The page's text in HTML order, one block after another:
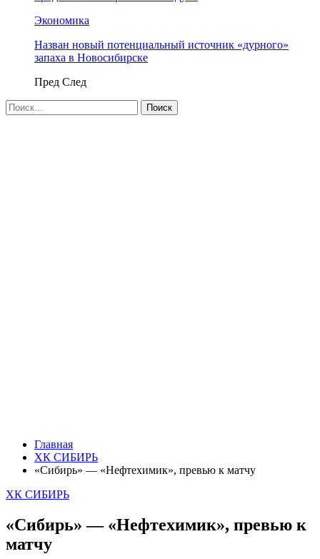
Экономика
Назван новый потенциальный источник «дурного»
запаха в Новосибирске
Пред След
Главная
ХК СИБИРЬ
«Сибирь» — «Нефтехимик», превью к матчу
ХК СИБИРЬ
«Сибирь» — «Нефтехимик», превью к
матчу